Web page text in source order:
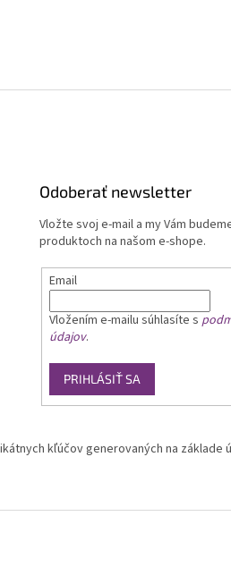
Odoberať newsletter
Vložte svoj e-mail a my Vám
produktoch na našom e-shope.
Email
Vložením e-mailu súhlasíte s
údajov.
PRIHLÁSIŤ SA
kľúčov generovaných na základe